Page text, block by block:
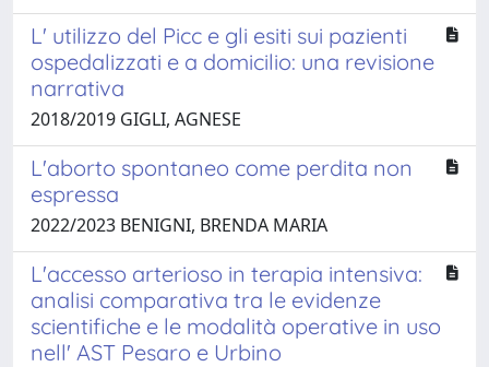
L' utilizzo del Picc e gli esiti sui pazienti
ospedalizzati e a domicilio: una revisione
narrativa
2018/2019 GIGLI, AGNESE
L'aborto spontaneo come perdita non
espressa
2022/2023 BENIGNI, BRENDA MARIA
L'accesso arterioso in terapia intensiva:
analisi comparativa tra le evidenze
scientifiche e le modalità operative in uso
nell' AST Pesaro e Urbino